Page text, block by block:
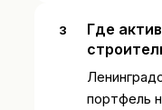
Где
портфель